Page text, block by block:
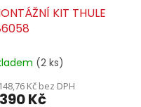
KIT THULE
(2 ks)
Kč bez DPH
Kč